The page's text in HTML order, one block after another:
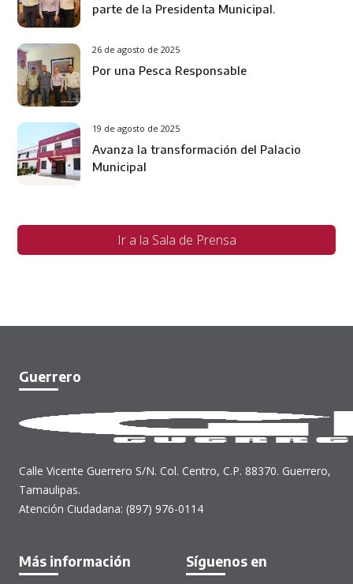
parte de la Presidenta Municipal.
26 de agosto de 2025
Por una Pesca Responsable
19 de agosto de 2025
Avanza la transformación del Palacio
Municipal
Ir a la Sala de Prensa
Guerrero
Calle Vicente Guerrero S/N. Col. Centro, C.P. 88370. Guerrero,
Tamaulipas.
Atención Ciudadana: (897) 976-0114
Más información Síguenos en